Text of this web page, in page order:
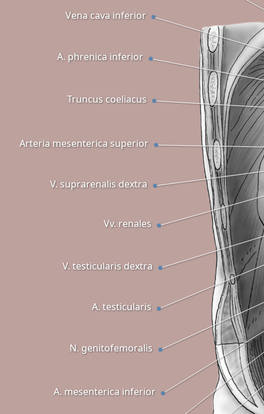
Vv. renales
N. genitofemoralis
V. testicularis dextra
V. suprarenalis dextra
Vena cava inferior
Truncus coeliacus
A. phrenica inferior
Arteria mesenterica superior
A. mesenterica inferior
A. testicularis